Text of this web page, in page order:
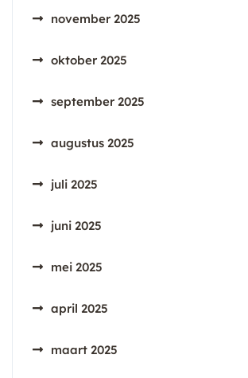
november 2025
oktober 2025
september 2025
augustus 2025
juli 2025
juni 2025
mei 2025
april 2025
maart 2025